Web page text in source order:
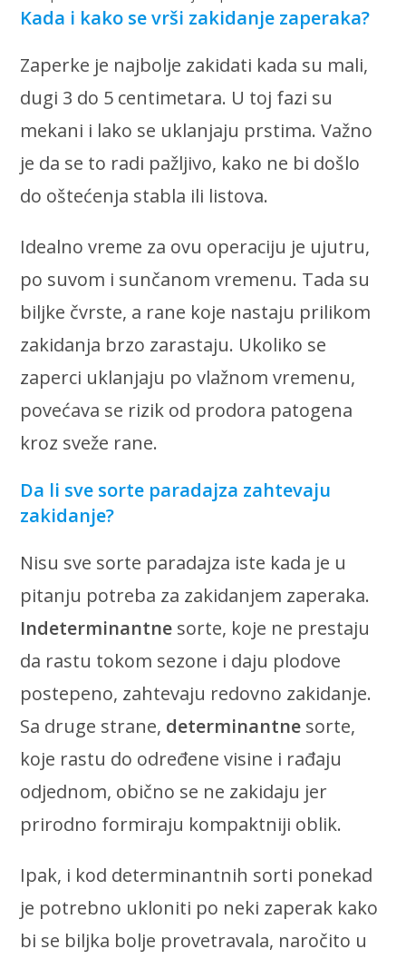
Kada i kako se vrši zakidanje zaperaka?
Zaperke je najbolje zakidati kada su mali,
dugi 3 do 5 centimetara. U toj fazi su
mekani i lako se uklanjaju prstima. Važno
je da se to radi pažljivo, kako ne bi došlo
do oštećenja stabla ili listova.
Idealno vreme za ovu operaciju je ujutru,
po suvom i sunčanom vremenu. Tada su
biljke čvrste, a rane koje nastaju prilikom
zakidanja brzo zarastaju. Ukoliko se
zaperci uklanjaju po vlažnom vremenu,
povećava se rizik od prodora patogena
kroz sveže rane.
Da li sve sorte paradajza zahtevaju
zakidanje?
Nisu sve sorte paradajza iste kada je u
pitanju potreba za zakidanjem zaperaka.
Indeterminantne sorte, koje ne prestaju
da rastu tokom sezone i daju plodove
postepeno, zahtevaju redovno zakidanje.
Sa druge strane, determinantne sorte,
koje rastu do određene visine i rađaju
odjednom, obično se ne zakidaju jer
prirodno formiraju kompaktniji oblik.
Ipak, i kod determinantnih sorti ponekad
je potrebno ukloniti po neki zaperak kako
bi se biljka bolje provetravala, naročito u